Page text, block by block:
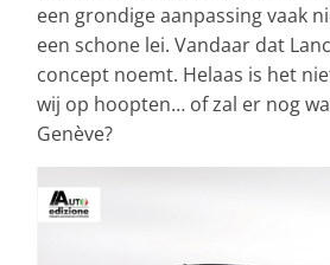
een grondige aanpassing vaak
een schone lei. Vandaar dat
concept noemt. Helaas is het
wij op hoopten… of zal er nog
Genève?